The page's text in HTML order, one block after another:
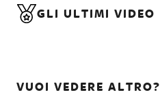
GLI ULTIMI VIDEO
VUOI VEDERE ALTRO?